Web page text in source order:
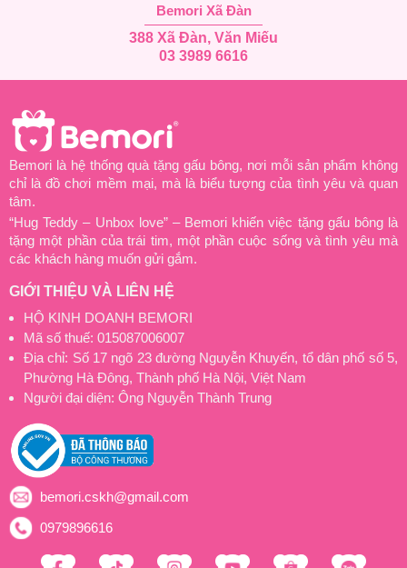
Bemori Xã Đàn
388 Xã Đàn, Văn Miếu
03 3989 6616
Bemori là hệ thống quà tặng gấu bông, nơi mỗi sản phẩm không
chỉ là đồ chơi mềm mại, mà là biểu tượng của tình yêu và quan
tâm.
“Hug Teddy – Unbox love” – Bemori khiến việc tặng gấu bông là
tặng một phần của trái tim, một phần cuộc sống và tình yêu mà
các khách hàng muốn gửi gắm.
GIỚI THIỆU VÀ LIÊN HỆ
HỘ KINH DOANH BEMORI
Mã số thuế: 015087006007
Địa chỉ: Số 17 ngõ 23 đường Nguyễn Khuyến, tổ dân phố số 5,
Phường Hà Đông, Thành phố Hà Nội, Việt Nam
Người đại diện: Ông Nguyễn Thành Trung
bemori.cskh@gmail.com
0979896616